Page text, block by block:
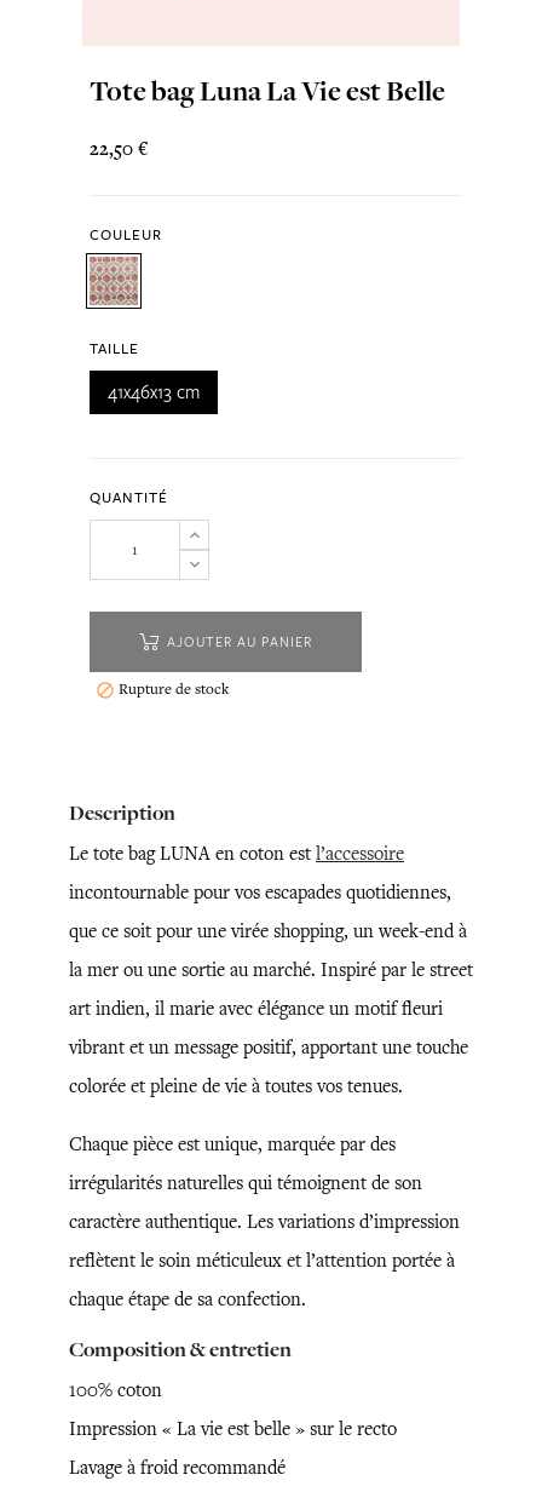
Tote bag Luna La Vie est Belle
22,50 €
COULEUR
TAILLE
41x46x13 cm
QUANTITÉ
AJOUTER AU PANIER
 Rupture de stock
Description
Le tote bag LUNA en coton est l’accessoire
incontournable pour vos escapades quotidiennes,
que ce soit pour une virée shopping, un week-end à
la mer ou une sortie au marché. Inspiré par le street
art indien, il marie avec élégance un motif fleuri
vibrant et un message positif, apportant une touche
colorée et pleine de vie à toutes vos tenues.
Chaque pièce est unique, marquée par des
irrégularités naturelles qui témoignent de son
caractère authentique. Les variations d’impression
reflètent le soin méticuleux et l’attention portée à
chaque étape de sa confection.
Composition & entretien
100% coton
Impression « La vie est belle » sur le recto
Lavage à froid recommandé